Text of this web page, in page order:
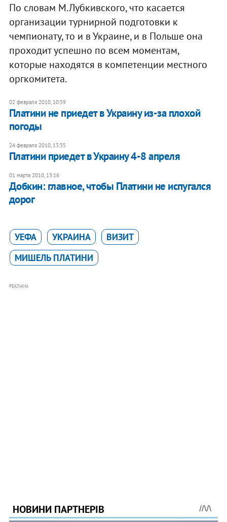
По словам М.Лубкивского, что касается
организации турнирной подготовки к
чемпионату, то и в Украине, и в Польше она
проходит успешно по всем моментам,
которые находятся в компетенции местного
оргкомитета.
02 февраля 2010, 10:59
Платини не приедет в Украину из-за плохой
погоды
24 февраля 2010, 13:35
Платини приедет в Украину 4-8 апреля
01 марта 2010, 13:16
Добкин: главное, чтобы Платини не испугался
дорог
УЕФА УКРАИНА
ВИЗИТ
МИШЕЛЬ ПЛАТИНИ
РЕКЛАМА